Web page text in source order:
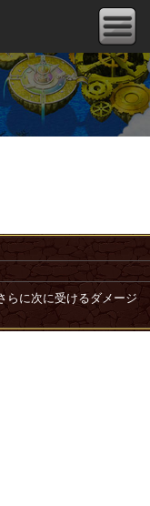
らに次に受けるダメージ